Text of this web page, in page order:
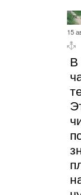
15
В